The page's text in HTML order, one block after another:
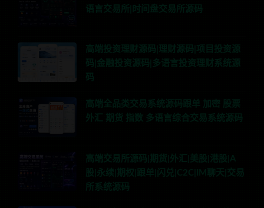
语言交易所|时间盘交易所源码
高端投资理财源码|理财源码|项目投资源
码|金融投资源码|多语言投资理财系统源
码
高端全品类交易系统源码跟单 加密 股票
外汇 期货 指数 多语言综合交易系统源码
高端交易所源码|期货|外汇|美股|港股|A
股|永续|期权|跟单|闪兑|C2C|IM聊天|交易
所系统源码